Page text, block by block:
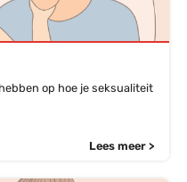
op hoe je seksualiteit
Lees meer >